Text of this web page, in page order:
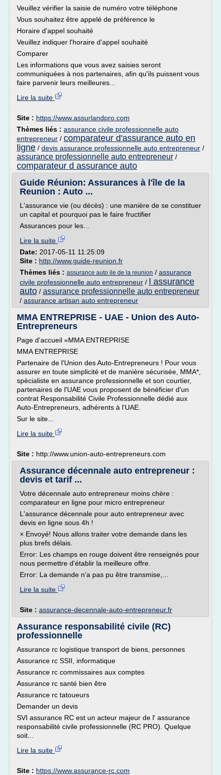
Veuillez vérifier la saisie de numéro votre téléphone
Vous souhaitez être appelé de préférence le
Horaire d'appel souhaité
Veuillez indiquer l'horaire d'appel souhaité
Comparer
Les informations que vous avez saisies seront
communiquées à nos partenaires, afin qu'ils puissent vous
faire parvenir leurs meilleures...
Lire la suite
Site : https://www.assurlandpro.com
Thèmes liés : assurance civile professionnelle auto
entrepreneur / comparateur d'assurance auto en
ligne / devis assurance professionnelle auto entrepreneur /
assurance professionnelle auto entrepreneur /
comparateur d assurance auto
Guide Réunion: Assurances à l'île de la
Reunion : Auto ...
L'assurance vie (ou décès) : une manière de se constituer
un capital et pourquoi pas le faire fructifier
Assurances pour les...
Lire la suite
Date: 2017-05-11 11:25:09
Site : http://www.guide-reunion.fr
Thèmes liés : assurance auto ile de la reunion / assurance
civile professionnelle auto entrepreneur /
l assurance
auto / assurance professionnelle auto entrepreneur
/ assurance artisan auto entrepreneur
MMA ENTREPRISE - UAE - Union des Auto-
Entrepreneurs
Page d'accueil »MMA ENTREPRISE
MMA ENTREPRISE
Partenaire de l'Union des Auto-Entrepreneurs ! Pour vous
assurer en toute simplicité et de manière sécurisée, MMA*,
spécialiste en assurance professionnelle et son courtier,
partenaires de l'UAE vous proposent de bénéficier d'un
contrat Responsabilité Civile Professionnelle dédié aux
Auto-Entrepreneurs, adhérents à l'UAE.
Sur le site...
Lire la suite
Site : http://www.union-auto-entrepreneurs.com
Assurance décennale auto entrepreneur :
devis et tarif ...
Votre décennale auto entrepreneur moins chère :
comparateur en ligne pour micro entrepreneur
L'assurance décennale pour auto entrepreneur avec
devis en ligne sous 4h !
× Envoyé! Nous allons traiter votre demande dans les
plus brefs délais.
Error: Les champs en rouge doivent être renseignés pour
nous permettre d'établir la meilleure offre.
Error: La demande n'a pas pu être transmise,...
Lire la suite
Site : assurance-decennale-auto-entrepreneur.fr
Assurance responsabilité civile (RC)
professionnelle
Assurance rc logistique transport de biens, personnes
Assurance rc SSII, informatique
Assurance rc commissaires aux comptes
Assurance rc santé bien être
Assurance rc tatoueurs
Demander un devis
SVI assurance RC est un acteur majeur de l' assurance
responsabilité civile professionnelle (RC PRO). Quelque
soit...
Lire la suite
Site : https://www.assurance-rc.com